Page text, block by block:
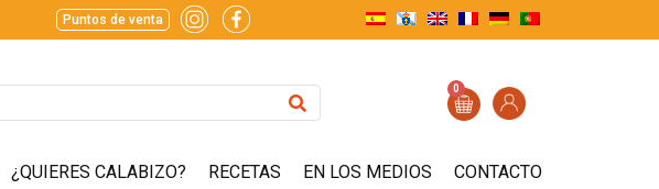
Puntos de venta
0
¿QUIERES CALABIZO? RECETAS EN LOS MEDIOS CONTACTO